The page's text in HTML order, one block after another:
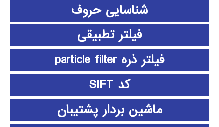
شناسایی حروف
فیلتر تطبیقی
فیلتر ذره particle filter
کد SIFT
ماشین بردار پشتیبان